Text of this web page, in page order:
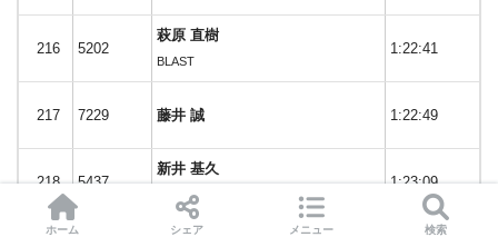
216 5202
萩原 直樹
BLAST
1:22:41
217 7229 藤井 誠 1:22:49
218 5437
新井 基久
team WA
1:23:09
ホーム シェア メニュー 検索